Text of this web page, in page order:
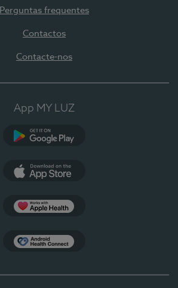
Perguntas frequentes
Contactos
Contacte-nos
App MY LUZ